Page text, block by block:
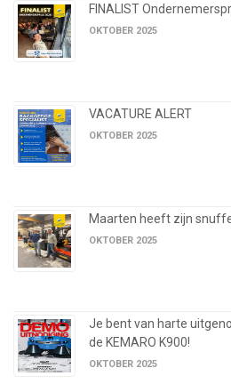
FINALIST
OKTOBER 2025
VACATURE ALERT
OKTOBER 2025
Maarten heeft zijn
OKTOBER 2025
Je bent van harte
de KEMARO K900!
OKTOBER 2025